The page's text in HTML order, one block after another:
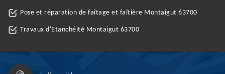
Pose et réparation de faîtage et faîtière Montaigut 63700
Travaux d'Etanchéité Montaigut 63700